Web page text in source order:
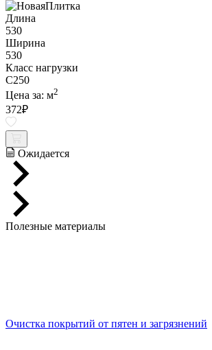
Длина
530
Ширина
530
Класс нагрузки
C250
Цена за: м2
372₽
Ожидается
Полезные материалы
Очистка покрытий от пятен и загрязнений